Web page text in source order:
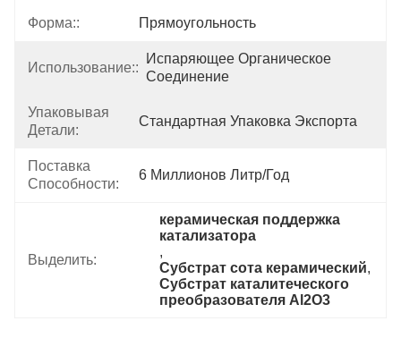
Форма:: Прямоугольность
Использование::
Испаряющее Органическое
Соединение
Упаковывая
Детали:
Стандартная Упаковка Экспорта
Поставка
Способности:
6 Миллионов Литр/год
Выделить:
керамическая поддержка
катализатора
,
Субстрат сота керамический
Субстрат каталитеческого
преобразователя Al2O3